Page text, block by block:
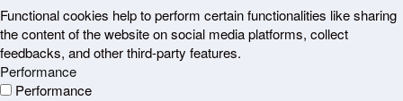
Functional cookies help to perform certain functionalities like sharing
the content of the website on social media platforms, collect
feedbacks, and other third-party features.
Performance
Performance